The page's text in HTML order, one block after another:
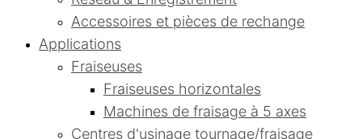
Accessoires et pièces de rechange
Applications
Fraiseuses
Fraiseuses horizontales
Machines de fraisage à 5 axes
Centres d'usinage tournage/fraisage